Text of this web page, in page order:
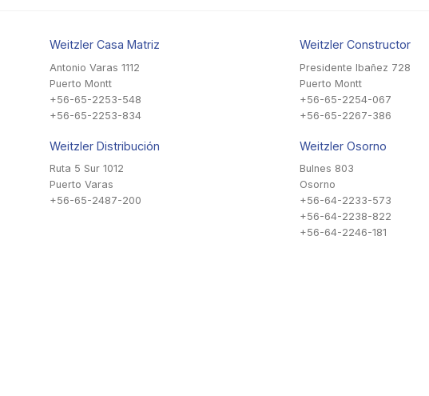
Weitzler Casa Matriz
Antonio Varas 1112
Puerto Montt
+56-65-2253-548
+56-65-2253-834
Weitzler Distribución
Ruta 5 Sur 1012
Puerto Varas
+56-65-2487-200
Weitzler Constructor
Presidente Ibañez 728
Puerto Montt
+56-65-2254-067
+56-65-2267-386
Weitzler Osorno
Bulnes 803
Osorno
+56-64-2233-573
+56-64-2238-822
+56-64-2246-181